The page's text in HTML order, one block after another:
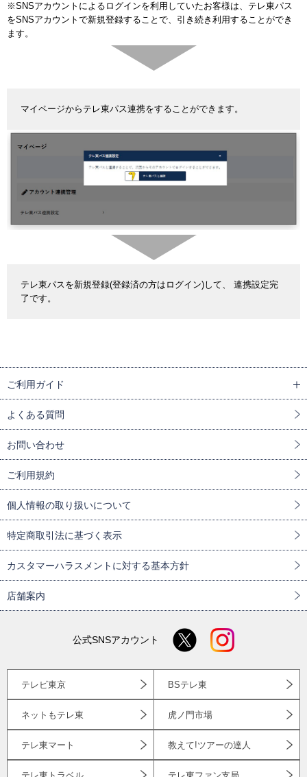
※SNSアカウントによるログインを利用していたお客様は、テレ東パス
をSNSアカウントで新規登録することで、引き続き利用することができ
ます。
マイページからテレ東パス連携をすることができます。
テレ東パスを新規登録(登録済の方はログイン)して、 連携設定完
了です。
ご利用ガイド
よくある質問
お問い合わせ
ご利用規約
個人情報の取り扱いについて
特定商取引法に基づく表示
カスタマーハラスメントに対する基本方針
店舗案内
公式SNSアカウント
テレビ東京 BSテレ東
ネットもテレ東 虎ノ門市場
テレ東マート 教えて!ツアーの達人